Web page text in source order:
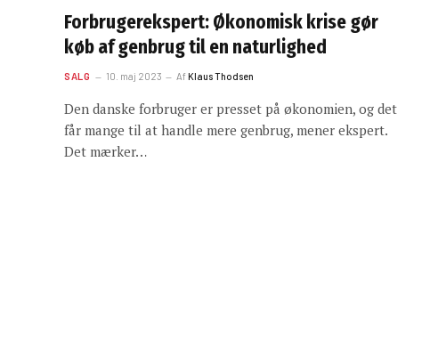
Forbrugerekspert: Økonomisk krise gør
køb af genbrug til en naturlighed
SALG 10. maj 2023 AfKlaus Thodsen
Den danske forbruger er presset på økonomien, og det
får mange til at handle mere genbrug, mener ekspert.
Det mærker…